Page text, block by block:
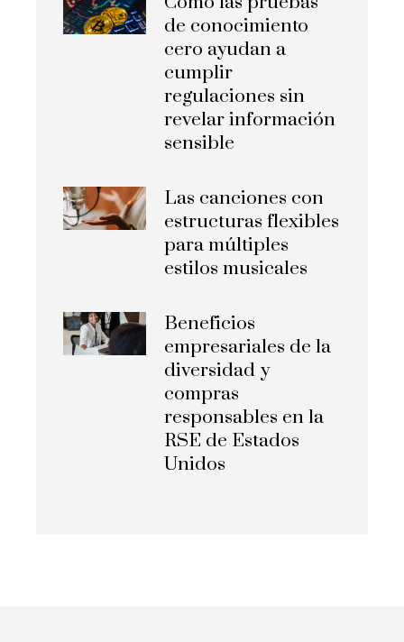
de conocimiento
cero ayudan a
cumplir
regulaciones sin
revelar información
sensible
Las canciones con
estructuras flexibles
para múltiples
estilos musicales
Beneficios
empresariales de la
diversidad y
compras
responsables en la
RSE de Estados
Unidos